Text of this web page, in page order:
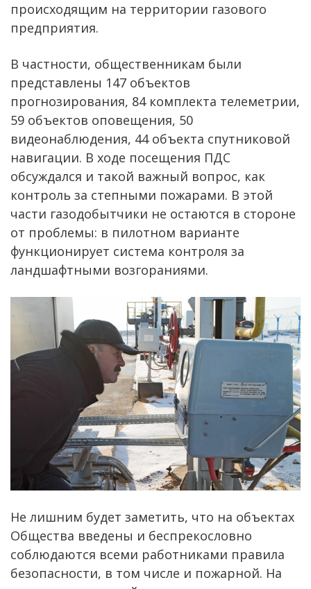
происходящим на территории газового
предприятия.
В частности, общественникам были
представлены 147 объектов
прогнозирования, 84 комплекта телеметрии,
59 объектов оповещения, 50
видеонаблюдения, 44 объекта спутниковой
навигации. В ходе посещения ПДС
обсуждался и такой важный вопрос, как
контроль за степными пожарами. В этой
части газодобытчики не остаются в стороне
от проблемы: в пилотном варианте
функционирует система контроля за
ландшафтными возгораниями.
Не лишним будет заметить, что на объектах
Общества введены и беспрекословно
соблюдаются всеми работниками правила
безопасности, в том числе и пожарной. На